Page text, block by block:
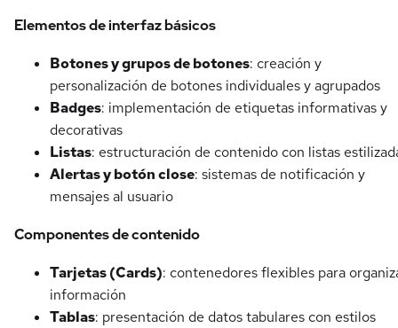
Elementos de interfaz básicos
Botones y grupos de botones: creación y
personalización de botones individuales y agrupados
Badges: implementación de etiquetas informativas y
decorativas
Listas: estructuración de contenido con listas
Alertas y botón close: sistemas de notificación y
mensajes al usuario
Componentes de contenido
Tarjetas (Cards): contenedores flexibles para
información
Tablas: presentación de datos tabulares con estilos